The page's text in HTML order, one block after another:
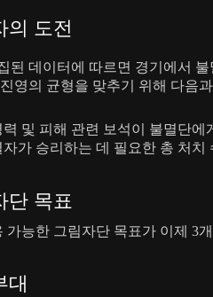
의 도전
된 데이터에 따르면 경기에서
영의 균형을 맞추기 위해 다음
력 및 피해 관련 보석이 불멸단에
자가 승리하는 데 필요한 총 처치
단 목표
가능한 그림자단 목표가 이제 3
대